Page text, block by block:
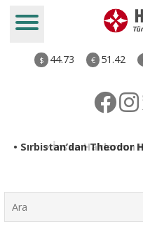
$ 44.73 € 51.42
• Sırbistan’dan Theodor